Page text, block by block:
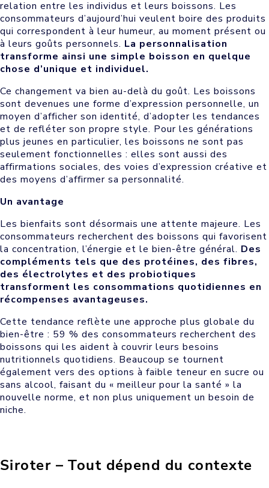
relation entre les individus et leurs boissons. Les
consommateurs d’aujourd’hui veulent boire des produits
qui correspondent à leur humeur, au moment présent ou
à leurs goûts personnels. La personnalisation
transforme ainsi une simple boisson en quelque
chose d’unique et individuel.
Ce changement va bien au-delà du goût. Les boissons
sont devenues une forme d’expression personnelle, un
moyen d’afficher son identité, d’adopter les tendances
et de refléter son propre style. Pour les générations
plus jeunes en particulier, les boissons ne sont pas
seulement fonctionnelles : elles sont aussi des
affirmations sociales, des voies d’expression créative et
des moyens d’affirmer sa personnalité.
Un avantage
Les bienfaits sont désormais une attente majeure. Les
consommateurs recherchent des boissons qui favorisent
la concentration, l’énergie et le bien-être général. Des
compléments tels que des protéines, des fibres,
des électrolytes et des probiotiques
transforment les consommations quotidiennes en
récompenses avantageuses.
Cette tendance reflète une approche plus globale du
bien-être : 59 % des consommateurs recherchent des
boissons qui les aident à couvrir leurs besoins
nutritionnels quotidiens. Beaucoup se tournent
également vers des options à faible teneur en sucre ou
sans alcool, faisant du « meilleur pour la santé » la
nouvelle norme, et non plus uniquement un besoin de
niche.
Siroter – Tout dépend du contexte